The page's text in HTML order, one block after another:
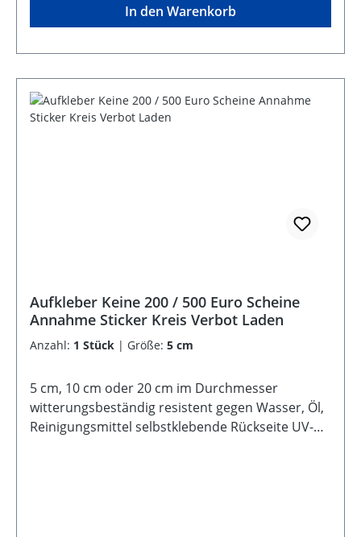
In den Warenkorb
Aufkleber Keine 200 / 500 Euro Scheine
Annahme Sticker Kreis Verbot Laden
Anzahl: 1 Stück | Größe: 5 cm
5 cm, 10 cm oder 20 cm im Durchmesser
witterungsbeständig resistent gegen Wasser, Öl,
Reinigungsmittel selbstklebende Rückseite UV-